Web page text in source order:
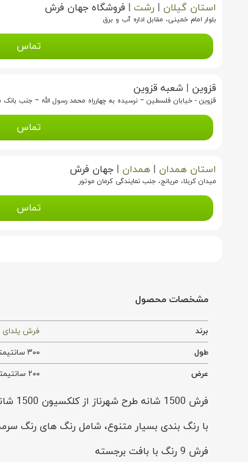
استان گیلان | رشت | فروشگاه جهان فرش
بلوار امام خمینی، مقابل اداره آب و برق
تماس
قزوین | شعبه قزوین
قزوین - خیابان فلسطین – نرسیده به چهارراه محمد رسول الله – جنب بانک
تماس
استان همدان | همدان | جهان فرش
میدان کربلا، مریانج، جنب نمایندگی کرمان موتور
تماس
مشخصات محصول
برند
فرش یلدای
طول
۳۰۰ سانتیمتر
عرض
۲۰۰ سانتیمتر
فرش 1500 شانه طرح شهرناز از کلکسیون 1500 شانه کرامت با تراکم 4500
با رنگ بندی بسیار متنوع، شامل رنگ های رنگ
فرش 9 رنگ با بافت برجسته